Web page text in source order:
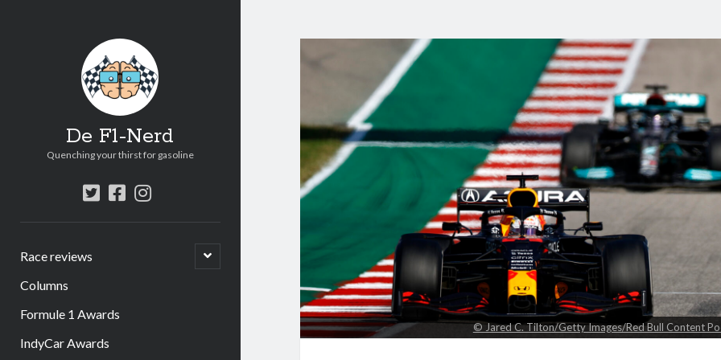
De F1-Nerd
Quenching your thirst for gasoline
twitterfacebook
instagram
Race reviews
open
submenu
Columns
Formule 1 Awards
IndyCar Awards
© Jared C. Tilton/Getty Images/Red Bull Content